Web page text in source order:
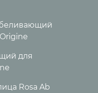
для
Rosa Ab